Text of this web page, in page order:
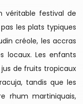
véritable festival de
les plats typiques
créole, les accras
locaux. Les enfants
de fruits tropicaux
tandis que les
rhum martiniquais,